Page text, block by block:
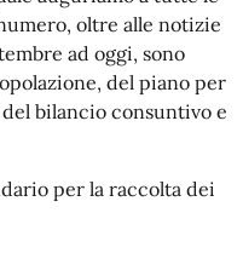
oltre alle notizie
ad oggi, sono
del piano per
bilancio consuntivo e
per la raccolta dei